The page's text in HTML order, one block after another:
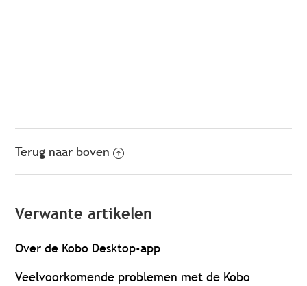
Terug naar boven
Verwante artikelen
Over de Kobo Desktop-app
Veelvoorkomende problemen met de Kobo